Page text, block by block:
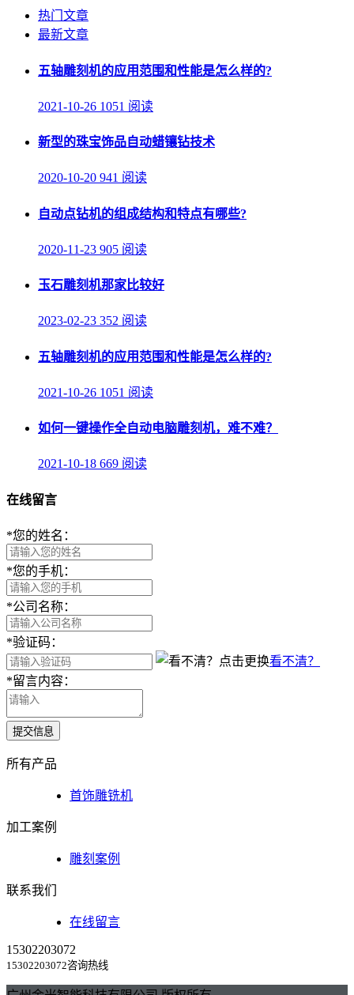
热门文章
最新文章
五轴雕刻机的应用范围和性能是怎么样的?
2021-10-26 1051 阅读
新型的珠宝饰品自动蜡镶钻技术
2020-10-20 941 阅读
自动点钻机的组成结构和特点有哪些?
2020-11-23 905 阅读
玉石雕刻机那家比较好
2023-02-23 352 阅读
五轴雕刻机的应用范围和性能是怎么样的?
2021-10-26 1051 阅读
如何一键操作全自动电脑雕刻机，难不难？
2021-10-18 669 阅读
在线留言
*您的姓名：
*您的手机：
*公司名称：
*验证码：
看不清？
*留言内容：
提交信息
所有产品
首饰雕铣机
加工案例
雕刻案例
联系我们
在线留言
15302203072
15302203072咨询热线